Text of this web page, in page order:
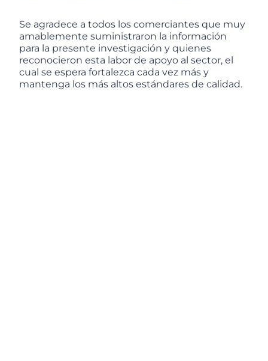
Se agradece a todos los comerciantes que muy
amablemente suministraron la información
para la presente investigación y quienes
reconocieron esta labor de apoyo al sector, el
cual se espera fortalezca cada vez más y
mantenga los más altos estándares de calidad.